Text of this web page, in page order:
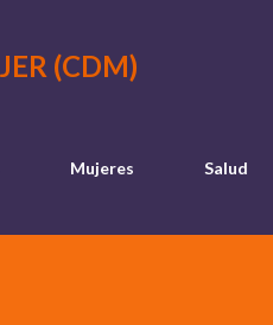
(CDM)
Mujeres Salud